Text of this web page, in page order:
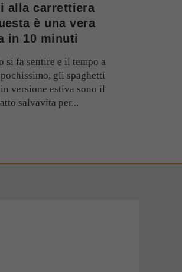
alla carrettiera
è una vera
in 10 minuti
si fa sentire e il tempo a
gli spaghetti
versione estiva sono il
salvavita per...